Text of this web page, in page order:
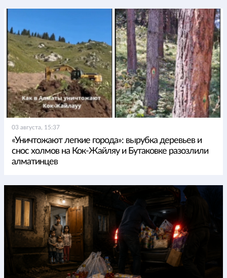
03 августа, 15:37
«Уничтожают легкие города»: вырубка деревьев и
снос холмов на Кок-Жайляу и Бутаковке разозлили
алматинцев